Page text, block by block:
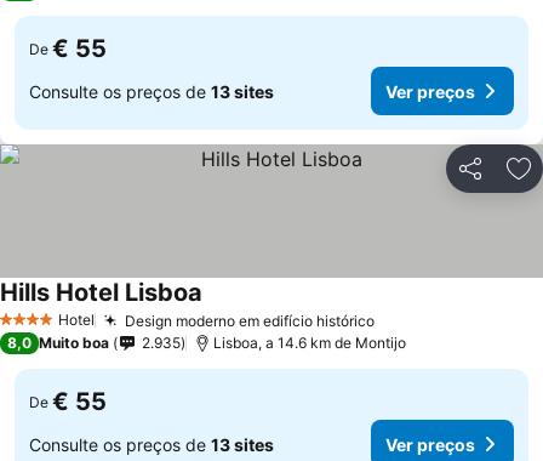
De € 55
Consulte os preços de 13 sites Ver preços
Partilhar
4 EstrelasHotel Design moderno em edifício histórico
Hills Hotel Lisboa
8,0 Muito boa 2.935 Lisboa, a 14.6 km de Montijo
De € 55
Consulte os preços de 13 sites Ver preços